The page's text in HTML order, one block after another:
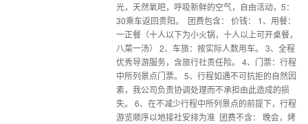
光，天然氧吧，呼吸新鲜的空气，自由活动，5：
30乘车返回贵阳。 团费包含： 价钱： 1、用餐：
一正餐（十人以下为小火锅，十人以上可开桌餐，
八菜一汤） 2、车旅：按实际人数用车。 3、全程
优秀导游服务，含旅行社责任险。 4、门票：行程
中所列景点门票。 5、行程如遇不可抗拒的自然因
素，我公司负责协调处理而不承担由此造成的损
失。 6、在不减少行程中所列景点的前提下，行程
游览顺序以地接社安排为准 团费不含： 晚会，烤